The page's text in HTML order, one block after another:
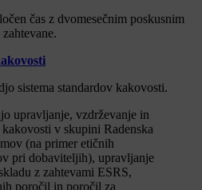
čas z dvomesečnim poskusnim
sistema standardov kakovosti.
upravljanje, vzdrževanje in
v skupini Radenska
(na primer etičnih
pri dobaviteljih), upravljanje
z zahtevami ESRS,
poročil in poročil za